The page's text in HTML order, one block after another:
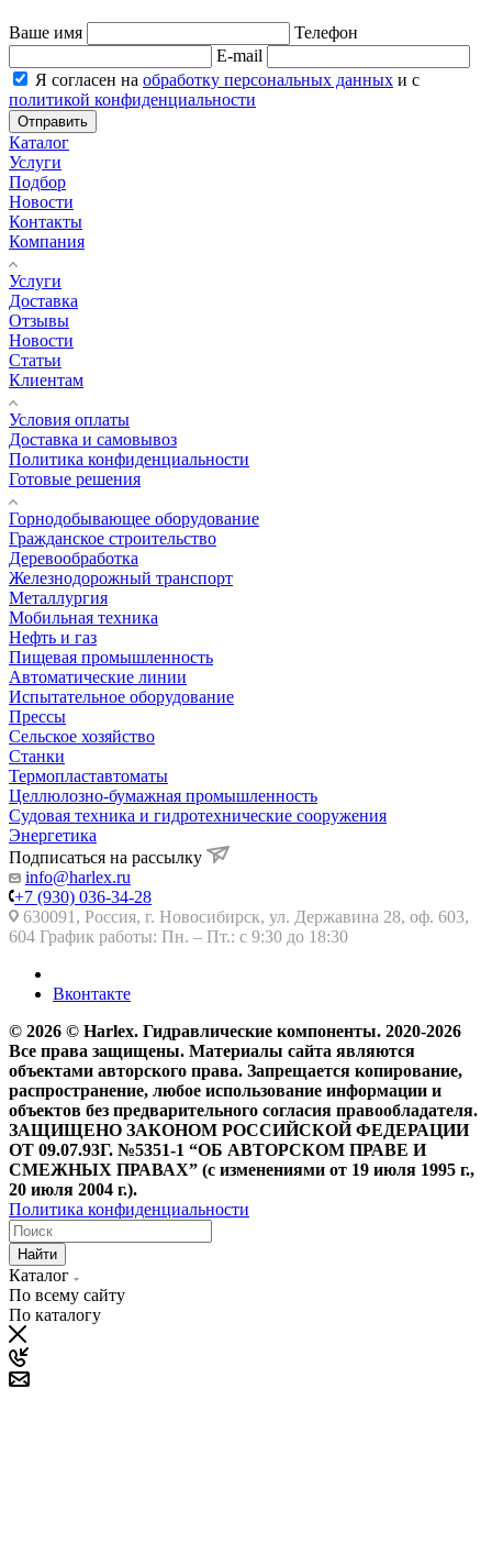
Ваше имя
Телефон
E-mail
Я согласен на обработку персональных данных и с
политикой конфиденциальности
Отправить
Каталог
Услуги
Подбор
Новости
Контакты
Компания
Услуги
Доставка
Отзывы
Новости
Статьи
Клиентам
Условия оплаты
Доставка и самовывоз
Политика конфиденциальности
Готовые решения
Горнодобывающее оборудование
Гражданское строительство
Деревообработка
Железнодорожный транспорт
Металлургия
Мобильная техника
Нефть и газ
Пищевая промышленность
Автоматические линии
Испытательное оборудование
Прессы
Сельское хозяйство
Станки
Термопластавтоматы
Целлюлозно-бумажная промышленность
Судовая техника и гидротехнические сооружения
Энергетика
Подписаться на рассылку
info@harlex.ru
+7 (930) 036-34-28
630091, Россия, г. Новосибирск, ул. Державина 28, оф. 603,
604 График работы: Пн. – Пт.: с 9:30 до 18:30
Вконтакте
© 2026 © Harlex. Гидравлические компоненты. 2020-2026
Все права защищены. Материалы сайта являются
объектами авторского права. Запрещается копирование,
распространение, любое использование информации и
объектов без предварительного согласия правообладателя.
ЗАЩИЩЕНО ЗАКОНОМ РОССИЙСКОЙ ФЕДЕРАЦИИ
ОТ 09.07.93Г. №5351-1 “ОБ АВТОРСКОМ ПРАВЕ И
СМЕЖНЫХ ПРАВАХ” (с изменениями от 19 июля 1995 г.,
20 июля 2004 г.).
Политика конфиденциальности
Найти
Каталог
По всему сайту
По каталогу